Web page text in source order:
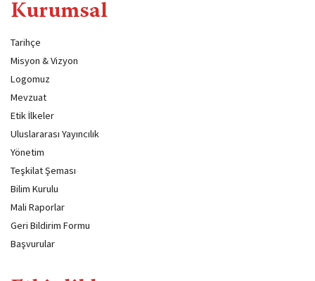
Kurumsal
Tarihçe
Misyon & Vizyon
Logomuz
Mevzuat
Etik İlkeler
Uluslararası Yayıncılık
Yönetim
Teşkilat Şeması
Bilim Kurulu
Mali Raporlar
Geri Bildirim Formu
Başvurular